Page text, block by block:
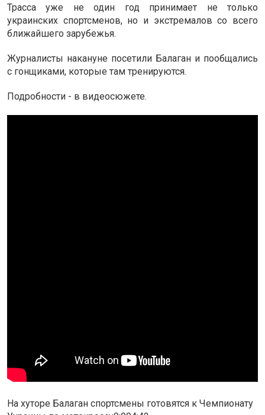
Трасса уже не один год принимает не только
украинских спортсменов, но и экстремалов со всего
ближайшего зарубежья.
Журналисты накануне посетили Балаган и пообщались
с гонщиками, которые там тренируются.
Подробности - в видеосюжете.
На хуторе Балаган спортсмены готовятся к Чемпионату